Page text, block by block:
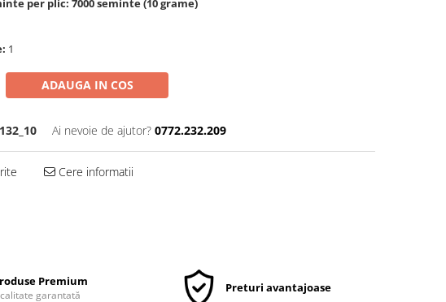
1
ADAUGA IN COS
Ai nevoie de ajutor? 0772.232.209
Cere informatii
Premium
calitate garantată Preturi avantajoase